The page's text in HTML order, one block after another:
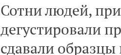
Сотни людей,
дегустировали
сдавали